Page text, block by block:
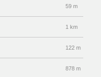
59 m
1 km
122 m
878 m